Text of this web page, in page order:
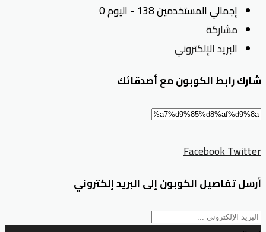
إجمالي المستخدمين 138 - اليوم 0
مشاركة
البريد الإلكتروني
شارك رابط الكوبون مع أصدقائك
FacebookTwitter
أرسل تفاصيل الكوبون إلى البريد إلكتروني